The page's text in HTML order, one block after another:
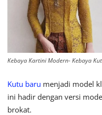
Kebaya Kartini Modern- Kebaya
Kutu baru menjadi model
ini hadir dengan versi
brokat.